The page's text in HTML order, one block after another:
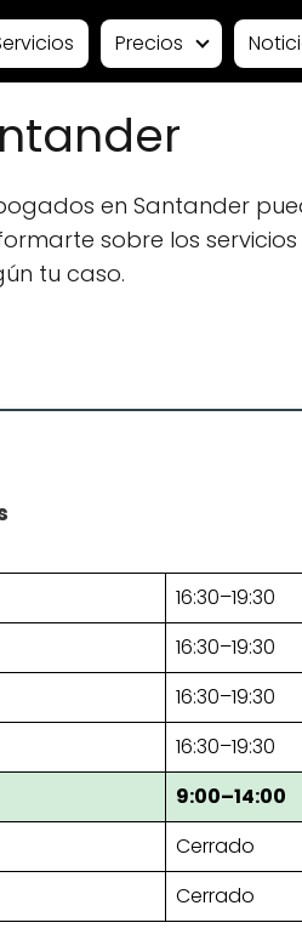
Precios
en Santander
sobre los servicios
tu caso.
16:30–19:30
16:30–19:30
16:30–19:30
16:30–19:30
9:00–14:00
Cerrado
Cerrado